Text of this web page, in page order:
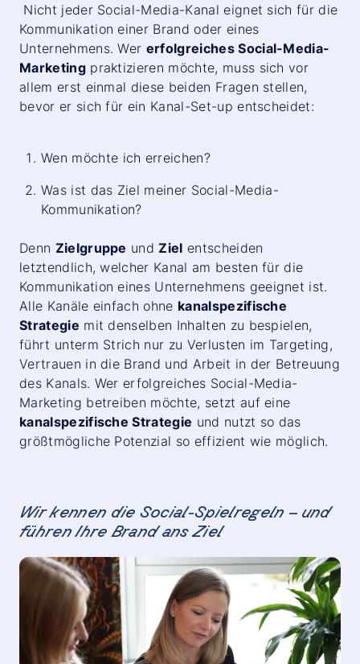
Nicht jeder Social-Media-Kanal eignet sich für die
Kommunikation einer Brand oder eines
Unternehmens. Wer erfolgreiches Social-Media-
Marketingpraktizieren möchte, muss sich vor
allem erst einmal diese beiden Fragen stellen,
bevor er sich für ein Kanal-Set-up entscheidet:
Wen möchte ich erreichen?
Was ist das Ziel meiner Social-Media-
Kommunikation?
Denn Zielgruppe undZiel entscheiden
letztendlich, welcher Kanal am besten für die
Kommunikation eines Unternehmens geeignet ist.
Alle Kanäle einfach ohne kanalspezifische
Strategie mit denselben Inhalten zu bespielen,
führt unterm Strich nur zu Verlusten im Targeting,
Vertrauen in die Brand und Arbeit in der Betreuung
des Kanals. Wer erfolgreiches Social-Media-
Marketing betreiben möchte, setzt auf eine
kanalspezifische Strategie und nutzt so das
größtmögliche Potenzial so effizient wie möglich.
Wir kennen die Social-Spielregeln – und
führen Ihre Brand ans Ziel